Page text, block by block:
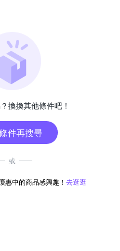
換換其他條件吧！
件再搜尋
或
惠中的商品感興趣！ 去逛逛